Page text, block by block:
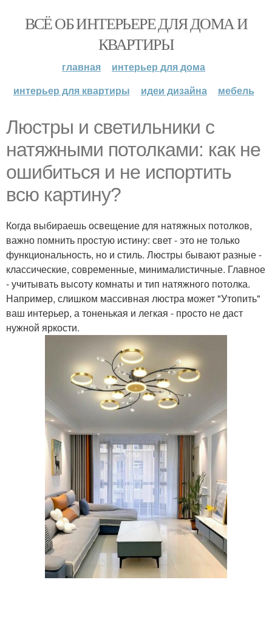
ВСЁ ОБ ИНТЕРЬЕРЕ ДЛЯ ДОМА И
КВАРТИРЫ
главная
интерьер для дома
интерьер для квартиры
идеи дизайна мебель
Люстры и светильники с
натяжными потолками: как не
ошибиться и не испортить
всю картину?
Когда выбираешь освещение для натяжных потолков,
важно помнить простую истину: свет - это не только
функциональность, но и стиль. Люстры бывают разные -
классические, современные, минималистичные. Главное
- учитывать высоту комнаты и тип натяжного потолка.
Например, слишком массивная люстра может "Утопить"
ваш интерьер, а тоненькая и легкая - просто не даст
нужной яркости.